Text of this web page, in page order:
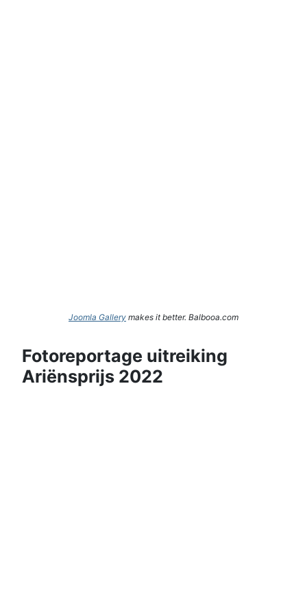
Joomla Gallery makes it better. Balbooa.com
Fotoreportage uitreiking
Ariënsprijs 2022